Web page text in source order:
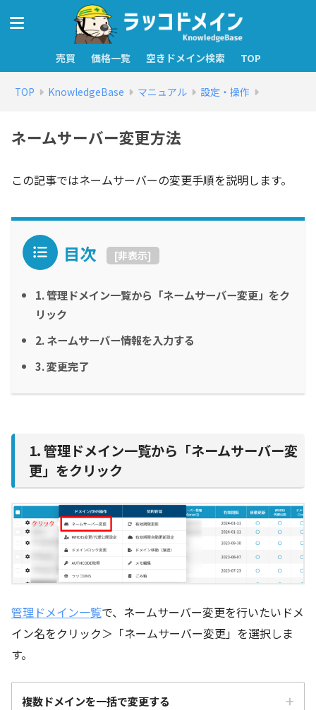
売買 価格一覧 空きドメイン検索 TOP
TOP KnowledgeBase マニュアル 設定・操作
ネームサーバー変更方法
この記事ではネームサーバーの変更手順を説明します。
目次 [非表示]
1. 管理ドメイン一覧から「ネームサーバー変更」をク
リック
2. ネームサーバー情報を入力する
3. 変更完了
1. 管理ドメイン一覧から「ネームサーバー変
更」をクリック
管理ドメイン一覧で、ネームサーバー変更を行いたいドメ
イン名をクリック＞「ネームサーバー変更」を選択しま
す。
複数ドメインを一括で変更する